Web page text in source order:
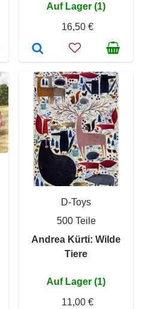
Auf Lager (1)
16,50 €
D-Toys
500 Teile
Andrea Kürti: Wilde
Tiere
Auf Lager (1)
11,00 €